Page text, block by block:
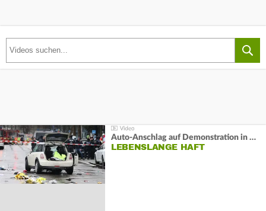
Auto-Anschlag auf Demonstration in München:
LEBENSLANGE HAFT